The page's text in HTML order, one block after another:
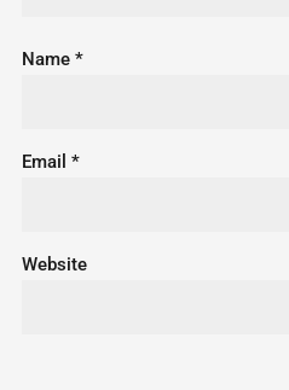
Name *
Email *
Website